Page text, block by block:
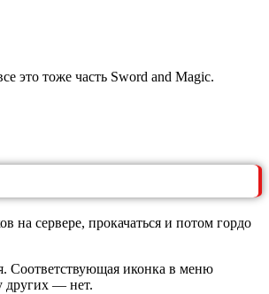
это тоже часть Sword and Magic.
на сервере, прокачаться и потом гордо
Соответствующая иконка в меню
других — нет.